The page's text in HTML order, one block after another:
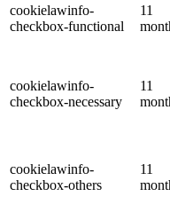
cookielawinfo-
checkbox-functional
11
cookielawinfo-
checkbox-necessary
11
cookielawinfo-
checkbox-others
11